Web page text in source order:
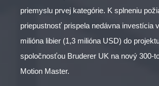
priemyslu prvej kategórie. K splneniu
priepustnosť prispela nedávna investícia
milióna libier (1,3 milióna USD) do
spoločnosťou Bruderer UK na nový 300-
Motion Master.